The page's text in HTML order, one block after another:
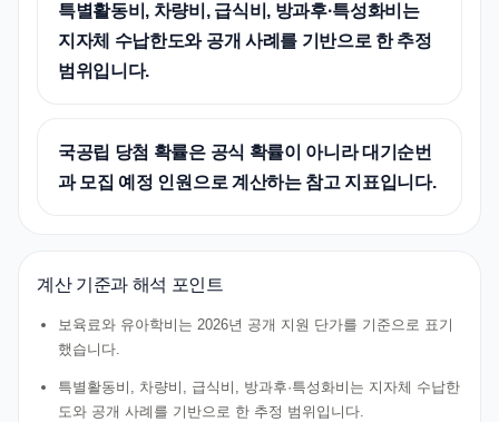
특별활동비, 차량비, 급식비, 방과후·특성화비는
지자체 수납한도와 공개 사례를 기반으로 한 추정
범위입니다.
국공립 당첨 확률은 공식 확률이 아니라 대기순번
과 모집 예정 인원으로 계산하는 참고 지표입니다.
계산 기준과 해석 포인트
보육료와 유아학비는 2026년 공개 지원 단가를 기준으로 표기
했습니다.
특별활동비, 차량비, 급식비, 방과후·특성화비는 지자체 수납한
도와 공개 사례를 기반으로 한 추정 범위입니다.